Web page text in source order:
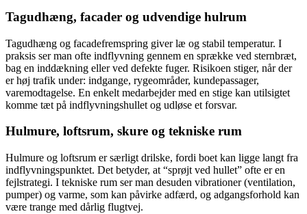
Tagudhæng, facader og udvendige hulrum
Tagudhæng og facadefremspring giver læ og stabil temperatur. I
praksis ser man ofte indflyvning gennem en sprække ved sternbræt,
bag en inddækning eller ved defekte fuger. Risikoen stiger, når der
er høj trafik under: indgange, rygeområder, kundepassager,
varemodtagelse. En enkelt medarbejder med en stige kan utilsigtet
komme tæt på indflyvningshullet og udløse et forsvar.
Hulmure, loftsrum, skure og tekniske rum
Hulmure og loftsrum er særligt drilske, fordi boet kan ligge langt fra
indflyvningspunktet. Det betyder, at “sprøjt ved hullet” ofte er en
fejlstrategi. I tekniske rum ser man desuden vibrationer (ventilation,
pumper) og varme, som kan påvirke adfærd, og adgangsforhold kan
være trange med dårlig flugtvej.